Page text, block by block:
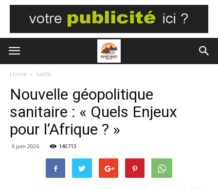
Home Santé
Nouvelle géopolitique
sanitaire : « Quels Enjeux
pour l’Afrique ? »
6 juin 2026 140713